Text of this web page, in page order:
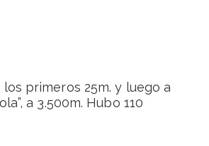
los primeros 25m. y luego a
a 3.500m. Hubo 110